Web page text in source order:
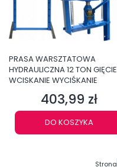
PRASA WARSZTATOWA
HYDRAULICZNA 12 TON GIĘCIE
WCISKANIE WYCIŚKANIE
Cena
403,99 zł
DO KOSZYKA
Strona